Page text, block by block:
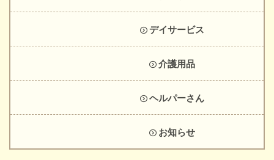
デイサービス
介護用品
ヘルパーさん
お知らせ